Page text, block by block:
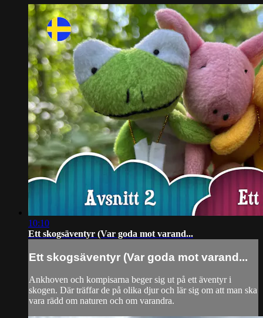
10:10
Ett skogsäventyr (Var goda mot varand...
Ett skogsäventyr (Var goda mot varand...
Ankhoven och kompisarna beger sig ut på ett äventyr i
skogen. Där träffar de på olika djur och lär sig om att man ska
vara rädd om naturen och om varandra.